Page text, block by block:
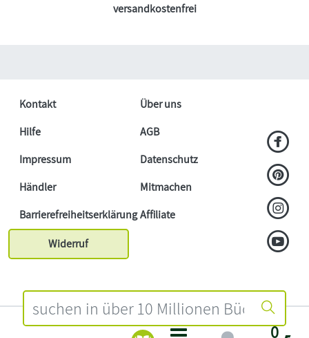
0
versandkostenfrei
Kontakt
Über uns
Hilfe
AGB
Impressum
Datenschutz
Händler
Mitmachen
BarrierefreiheitserklärungAffiliate
Widerruf